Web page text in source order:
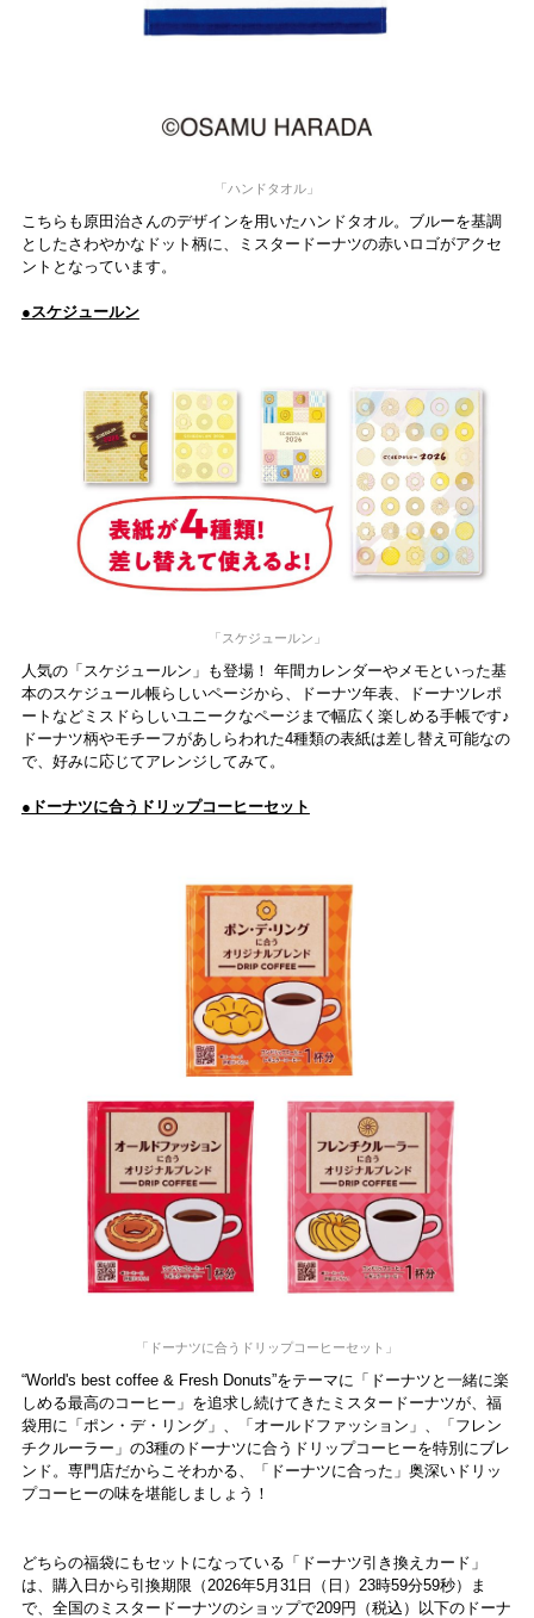
「ハンドタオル」
こちらも原田治さんのデザインを用いたハンドタオル。ブルーを基調
としたさわやかなドット柄に、ミスタードーナツの赤いロゴがアクセ
ントとなっています。
●スケジュールン
「スケジュールン」
人気の「スケジュールン」も登場！ 年間カレンダーやメモといった基
本のスケジュール帳らしいページから、ドーナツ年表、ドーナツレポ
ートなどミスドらしいユニークなページまで幅広く楽しめる手帳です♪
ドーナツ柄やモチーフがあしらわれた4種類の表紙は差し替え可能なの
で、好みに応じてアレンジしてみて。
●ドーナツに合うドリップコーヒーセット
「ドーナツに合うドリップコーヒーセット」
“World's best coffee & Fresh Donuts”をテーマに「ドーナツと一緒に楽
しめる最高のコーヒー」を追求し続けてきたミスタードーナツが、福
袋用に「ポン・デ・リング」、「オールドファッション」、「フレン
チクルーラー」の3種のドーナツに合うドリップコーヒーを特別にブレ
ンド。専門店だからこそわかる、「ドーナツに合った」奥深いドリッ
プコーヒーの味を堪能しましょう！
どちらの福袋にもセットになっている「ドーナツ引き換えカード」
は、購入日から引換期限（2026年5月31日（日）23時59分59秒）ま
で、全国のミスタードーナツのショップで209円（税込）以下のドーナ